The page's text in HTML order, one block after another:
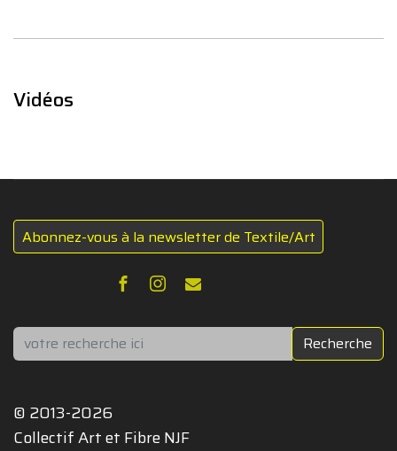
Vidéos
Abonnez-vous à la newsletter de Textile/Art
Rechercher Recherche
© 2013-2026
Collectif Art et Fibre NJF